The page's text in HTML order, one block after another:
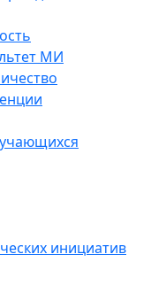
МИ
инициатив